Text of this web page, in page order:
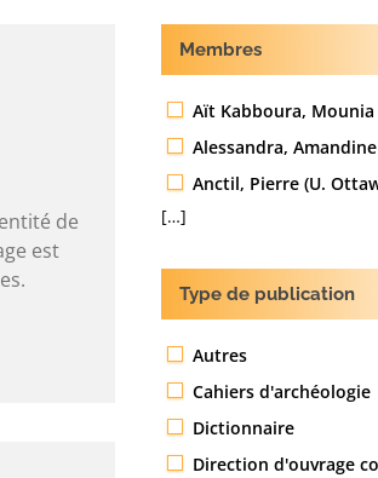
de
est
Membres
Aït Kabboura, Mounia
Alessandra,
Anctil, Pierre (U.
[…]
Type de publication
Autres
Cahiers d'archéologie
Dictionnaire
Direction d'ouvrage